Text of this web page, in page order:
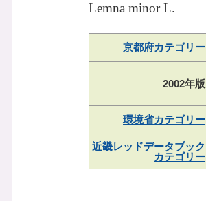
Lemna minor L.
京都府カテゴリー
2002年版
環境省カテゴリー
近畿レッドデータブック
カテゴリー